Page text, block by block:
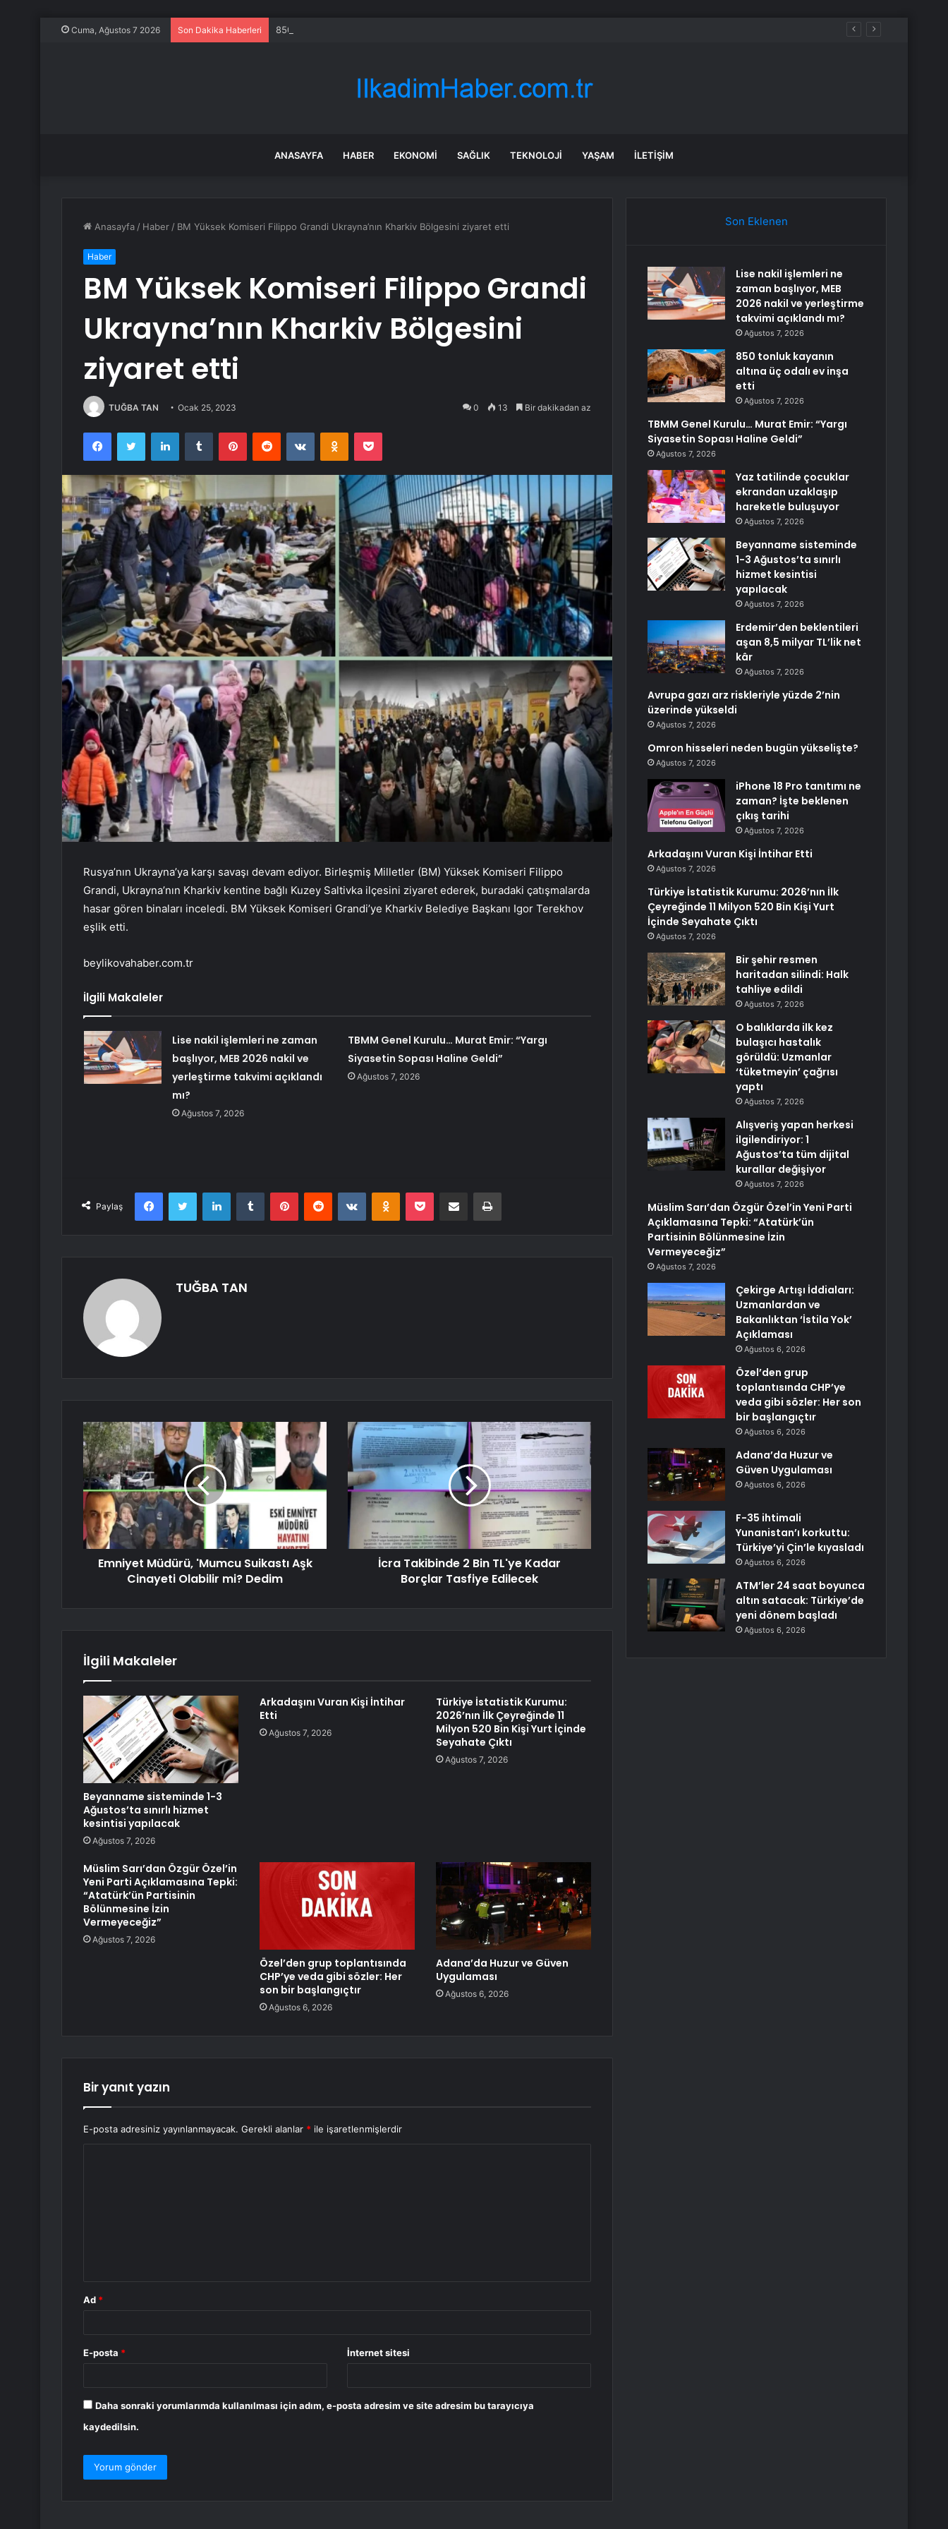
Cuma, Ağustos 7 2026 Son Dakika Haberleri 850 tonluk kayanın altına üç odalı ev inşa etti
ANASAYFA HABER EKONOMI SAĞLIK TEKNOLOJI YAŞAM İLETIŞIM
Anasayfa / Haber / BM Yüksek Komiseri Filippo Grandi Ukrayna’nın Kharkiv Bölgesini ziyaret etti
Haber
BM Yüksek Komiseri Filippo Grandi
Ukrayna’nın Kharkiv Bölgesini
ziyaret etti
TUĞBA TAN Ocak 25, 2023 0 13 Bir dakikadan az
FacebookTwitter LinkedInTumblr PinterestReddit VKontakteOdnoklassniki
Pocket
Rusya’nın Ukrayna’ya karşı savaşı devam ediyor. Birleşmiş Milletler (BM) Yüksek Komiseri Filippo
Grandi, Ukrayna’nın Kharkiv kentine bağlı Kuzey Saltivka ilçesini ziyaret ederek, buradaki çatışmalarda
hasar gören binaları inceledi. BM Yüksek Komiseri Grandi’ye Kharkiv Belediye Başkanı Igor Terekhov
eşlik etti.
beylikovahaber.com.tr
İlgili Makaleler
Lise nakil işlemleri ne zaman
başlıyor, MEB 2026 nakil ve
yerleştirme takvimi açıklandı
mı?
Ağustos 7, 2026
TBMM Genel Kurulu… Murat Emir: “Yargı
Siyasetin Sopası Haline Geldi”
Ağustos 7, 2026
Paylaş
FacebookTwitter LinkedInTumblr PinterestReddit VKontakteOdnoklassniki
Pocket E-Posta ile paylaş Yazdır
TUĞBA TAN
Emniyet Müdürü, 'Mumcu Suikastı Aşk
Cinayeti Olabilir mi? Dedim
İcra Takibinde 2 Bin TL'ye Kadar
Borçlar Tasfiye Edilecek
İlgili Makaleler
Beyanname sisteminde 1-3
Ağustos’ta sınırlı hizmet
kesintisi yapılacak
Ağustos 7, 2026
Arkadaşını Vuran Kişi İntihar
Etti
Ağustos 7, 2026
Türkiye İstatistik Kurumu:
2026’nın İlk Çeyreğinde 11
Milyon 520 Bin Kişi Yurt İçinde
Seyahate Çıktı
Ağustos 7, 2026
Müslim Sarı’dan Özgür Özel’in
Yeni Parti Açıklamasına Tepki:
“Atatürk’ün Partisinin
Bölünmesine İzin
Vermeyeceğiz”
Ağustos 7, 2026
Özel’den grup toplantısında
CHP’ye veda gibi sözler: Her
son bir başlangıçtır
Ağustos 6, 2026
Adana’da Huzur ve Güven
Uygulaması
Ağustos 6, 2026
Bir yanıt yazın
E-posta adresiniz yayınlanmayacak. Gerekli alanlar * ile işaretlenmişlerdir
Ad *
E-posta * İnternet sitesi
Daha sonraki yorumlarımda kullanılması için adım, e-posta adresim ve site adresim bu tarayıcıya
kaydedilsin.
Son Eklenen
Lise nakil işlemleri ne
zaman başlıyor, MEB
2026 nakil ve yerleştirme
takvimi açıklandı mı?
Ağustos 7, 2026
850 tonluk kayanın
altına üç odalı ev inşa
etti
Ağustos 7, 2026
TBMM Genel Kurulu… Murat Emir: “Yargı
Siyasetin Sopası Haline Geldi”
Ağustos 7, 2026
Yaz tatilinde çocuklar
ekrandan uzaklaşıp
hareketle buluşuyor
Ağustos 7, 2026
Beyanname sisteminde
1-3 Ağustos’ta sınırlı
hizmet kesintisi
yapılacak
Ağustos 7, 2026
Erdemir’den beklentileri
aşan 8,5 milyar TL’lik net
kâr
Ağustos 7, 2026
Avrupa gazı arz riskleriyle yüzde 2’nin
üzerinde yükseldi
Ağustos 7, 2026
Omron hisseleri neden bugün yükselişte?
Ağustos 7, 2026
iPhone 18 Pro tanıtımı ne
zaman? İşte beklenen
çıkış tarihi
Ağustos 7, 2026
Arkadaşını Vuran Kişi İntihar Etti
Ağustos 7, 2026
Türkiye İstatistik Kurumu: 2026’nın İlk
Çeyreğinde 11 Milyon 520 Bin Kişi Yurt
İçinde Seyahate Çıktı
Ağustos 7, 2026
Bir şehir resmen
haritadan silindi: Halk
tahliye edildi
Ağustos 7, 2026
O balıklarda ilk kez
bulaşıcı hastalık
görüldü: Uzmanlar
‘tüketmeyin’ çağrısı
yaptı
Ağustos 7, 2026
Alışveriş yapan herkesi
ilgilendiriyor: 1
Ağustos’ta tüm dijital
kurallar değişiyor
Ağustos 7, 2026
Müslim Sarı’dan Özgür Özel’in Yeni Parti
Açıklamasına Tepki: “Atatürk’ün
Partisinin Bölünmesine İzin
Vermeyeceğiz”
Ağustos 7, 2026
Çekirge Artışı İddiaları:
Uzmanlardan ve
Bakanlıktan ‘İstila Yok’
Açıklaması
Ağustos 6, 2026
Özel’den grup
toplantısında CHP’ye
veda gibi sözler: Her son
bir başlangıçtır
Ağustos 6, 2026
Adana’da Huzur ve
Güven Uygulaması
Ağustos 6, 2026
F-35 ihtimali
Yunanistan’ı korkuttu:
Türkiye’yi Çin’le kıyasladı
Ağustos 6, 2026
ATM’ler 24 saat boyunca
altın satacak: Türkiye’de
yeni dönem başladı
Ağustos 6, 2026